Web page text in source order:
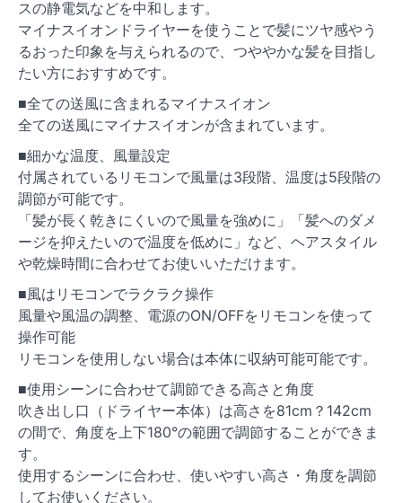
スの静電気などを中和します。
マイナスイオンドライヤーを使うことで髪にツヤ感やう
るおった印象を与えられるので、つややかな髪を目指し
たい方におすすめです。
■全ての送風に含まれるマイナスイオン
全ての送風にマイナスイオンが含まれています。
■細かな温度、風量設定
付属されているリモコンで風量は3段階、温度は5段階の
調節が可能です。
「髪が長く乾きにくいので風量を強めに」「髪へのダメ
ージを抑えたいので温度を低めに」など、ヘアスタイル
や乾燥時間に合わせてお使いいただけます。
■風はリモコンでラクラク操作
風量や風温の調整、電源のON/OFFをリモコンを使って
操作可能
リモコンを使用しない場合は本体に収納可能可能です。
■使用シーンに合わせて調節できる高さと角度
吹き出し口（ドライヤー本体）は高さを81cm？142cm
の間で、角度を上下180°の範囲で調節することができま
す。
使用するシーンに合わせ、使いやすい高さ・角度を調節
してお使いください。